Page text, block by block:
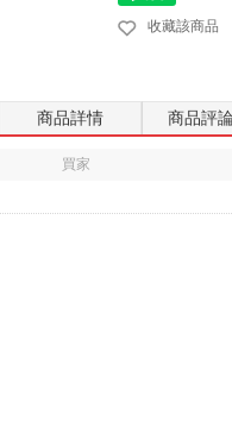
收藏該商品
商品詳情 商品評
買家